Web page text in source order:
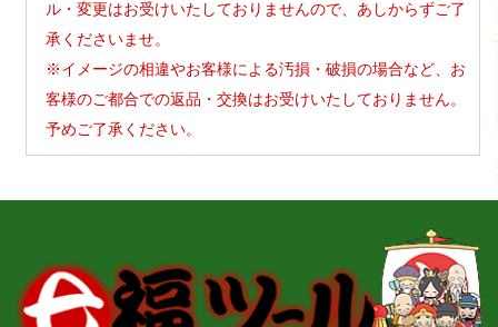
ル・変更はお受けいたしておりませんので、あしからずご了
承くださいませ。
※イメージの相違やお客様による汚損・破損の場合など、お
客様のご都合での返品・交換はお受けいたしておりません。
予めご了承ください。